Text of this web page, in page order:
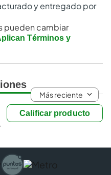
y entregado por
pueden cambiar
Términos y
Calificar producto
Más reciente